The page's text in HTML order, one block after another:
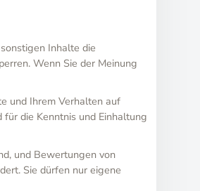
Inhalte die
Wenn Sie der Meinung
und Ihrem Verhalten auf
die Kenntnis und Einhaltung
und Bewertungen von
Sie dürfen nur eigene